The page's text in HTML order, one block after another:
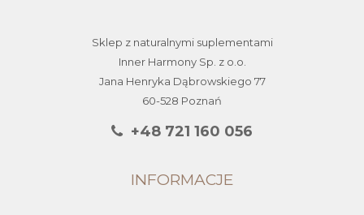
Sklep z naturalnymi suplementami
Inner Harmony Sp. z o.o.
Jana Henryka Dąbrowskiego 77
60-528 Poznań
+48 721 160 056
INFORMACJE